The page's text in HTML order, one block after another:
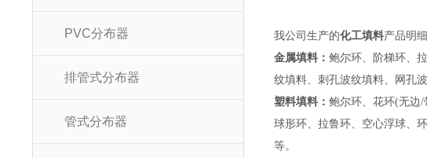
PVC分布器
排管式分布器
管式分布器
我公司生产的化工填料产品明
金属填料：鲍尔环、阶梯环、
纹填料、刺孔波纹填料、网孔
塑料填料：鲍尔环、花环(无边
球形环、拉鲁环、空心浮球、
等。